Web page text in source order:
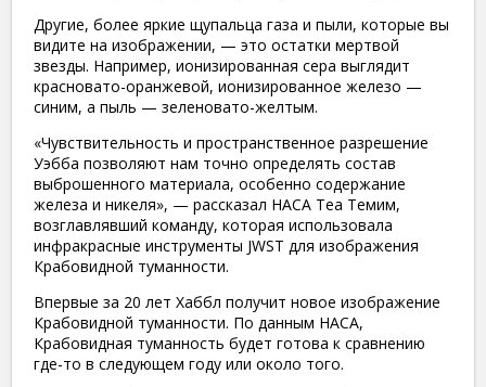
Другие, более яркие щупальца газа и пыли, которые вы
видите на изображении, — это остатки мертвой
звезды. Например, ионизированная сера выглядит
красновато-оранжевой, ионизированное железо —
синим, а пыль — зеленовато-желтым.
«Чувствительность и пространственное разрешение
Уэбба позволяют нам точно определять состав
выброшенного материала, особенно содержание
железа и никеля», — рассказал НАСА Теа Темим,
возглавлявший команду, которая использовала
инфракрасные инструменты JWST для изображения
Крабовидной туманности.
Впервые за 20 лет Хаббл получит новое изображение
Крабовидной туманности. По данным НАСА,
Крабовидная туманность будет готова к сравнению
где-то в следующем году или около того.